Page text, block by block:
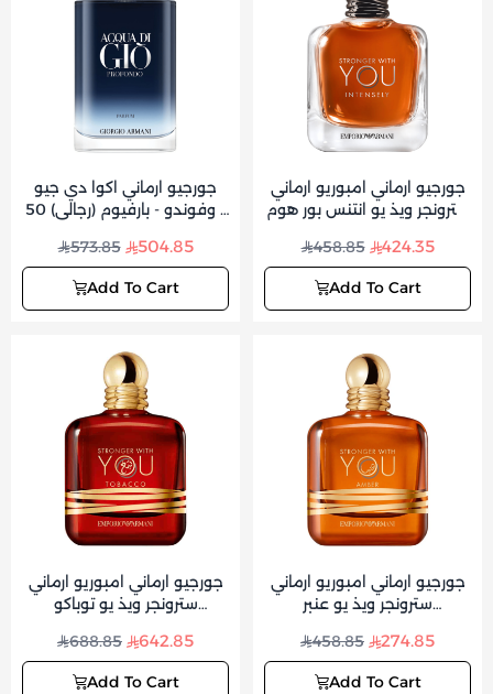
جورجيو ارماني اكوا دي جيو
بروفوندو - بارفيوم (رجالي) 50
573.85 504.85
Add To Cart
جورجيو ارماني امبوريو ارماني
سترونجر ويذ يو انتنس بور هوم
458.85 424.35
Add To Cart
جورجيو ارماني امبوريو ارماني
سترونجر ويذ يو توباكو
بارفيوم للجنسين 100مل
688.85 642.85
Add To Cart
جورجيو ارماني امبوريو ارماني
سترونجر ويذ يو عنبر
بارفيوم للجنسين 50 مل
458.85 274.85
Add To Cart